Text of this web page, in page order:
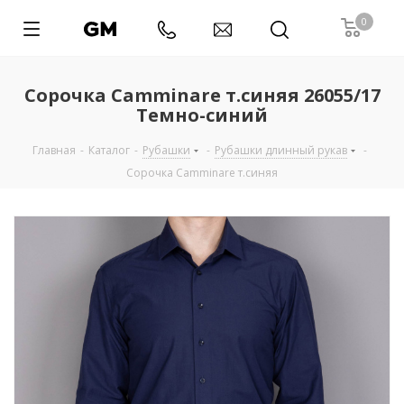
0
Сорочка Camminare т.синяя 26055/17
Темно-синий
Главная - Каталог - Рубашки - Рубашки длинный рукав
-
Сорочка Camminare т.синяя